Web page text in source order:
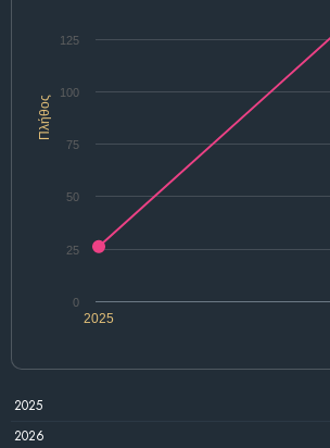
Πλήθος
2025
0
25
50
75
100
125
2025
2026